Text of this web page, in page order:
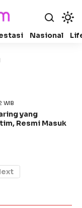
Nasional
WIB
yang
Resmi Masuk